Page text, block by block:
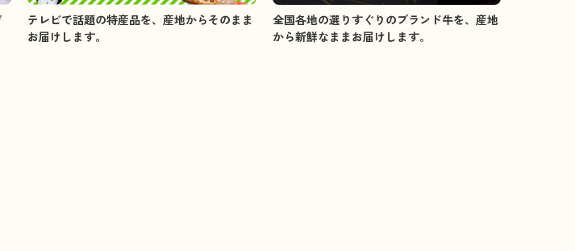
テレビで話題の特産品を、産地からそのまま
お届けします。
全国各地の選りすぐりのブランド牛を、産地
から新鮮なままお届けします。